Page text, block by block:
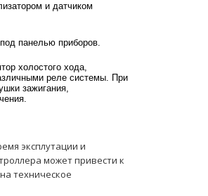
и датчиком
панелью приборов.
холостого хода,
реле системы. При
зажигания,
эксплутации и
может привести к
техническое